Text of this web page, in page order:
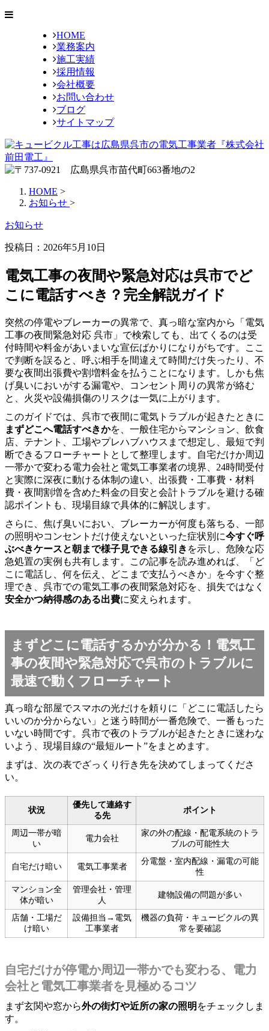
HOME
業務案内
施工実績
採用情報
会社概要
お問い合わせ
ブログ
サイトマップ
HOME >
お知らせ >
お知らせ
投稿日： 2026年5月10日
電気工事の夜間や緊急対応は呉市でど
こに電話すべき？完全解説ガイド
突然の停電やブレーカーの異常で、真っ暗な室内から「電気
工事の夜間緊急対応 呉市」で検索しても、出てくるのは受
付時間や料金があいまいな宣伝ばかりになりがちです。ここ
で判断を誤ると、呼ぶ相手を間違えて時間だけ失ったり、不
要な夜間出張費や割増料金を払うことになります。しかも焦
げ臭いにおいがする漏電や、コンセント周りの異常が絡む
と、火災や設備損傷のリスクは一気に上がります。
このガイドでは、呉市で夜間に電気トラブルが起きたときに
まずどこへ電話すべきかを、一般住宅からマンション、飲食
店、テナント、工場やプレハブハウスまで想定し、最短で判
断できるフローチャートとして整理します。自宅だけか周辺
一帯かで変わる電力会社と電気工事業者の境界、24時間受付
と実際に深夜に動ける体制の違い、出張費・工事費・材料
費・夜間割増を含めた料金の目安と会計トラブルを避ける確
認ポイントも、現場目線で具体的に解説します。
さらに、焦げ臭いにおい、ブレーカーが何度も落ちる、一部
の照明やコンセントだけ使えないといった症状別に今すぐ呼
ぶべきケースと朝まで様子見できる線引き を示し、危険な応
急処置の実例も共有します。この記事を読み進めれば、「ど
こに電話し、何を伝え、どこまで支払うべきか」を今すぐ整
理でき、呉市での電気工事の夜間緊急対応を、損失ではなく
安全かつ納得感のある出費に変えられます。
まずどこに電話するかが分かる！電気工
事の夜間や緊急対応で呉市のトラブルに
最速で動くフローチャート
真っ暗な部屋でスマホの光だけを頼りに「どこに電話したら
いいのか分からない」と迷う時間が一番危険で、一番もった
いない時間です。呉市で夜のトラブルが起きたときに迷わな
いよう、現場目線の“最短ルート”をまとめます。
まずは、次の表でざっくり行き先を決めてしまってくださ
い。
状況
優先して連絡す
る先
ポイント
周辺一帯が暗
い
電力会社
家の外の配線・配電系統のトラ
ブルの可能性大
自宅だけ暗い 電気工事業者
分電盤・室内配線・漏電の可能
性
マンション全
体が暗い
管理会社・管理
人
建物設備の問題が多い
店舗・工場だ
け暗い
設備担当→電気
工事業者
機器の負荷・キュービクルの異
常を要確認
自宅だけが停電か周辺一帯かでも変わる、電力
会社と電気工事業者を見極めるコツ
まず玄関や窓から外の街灯や近所の家の照明 をチェックしま
す。